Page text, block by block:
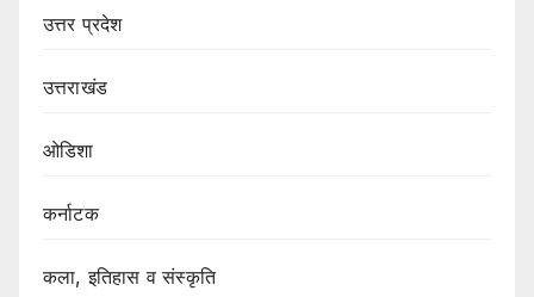
उत्तर प्रदेश
उत्तराखंड
ओडिशा
कर्नाटक
कला, इतिहास व संस्कृति